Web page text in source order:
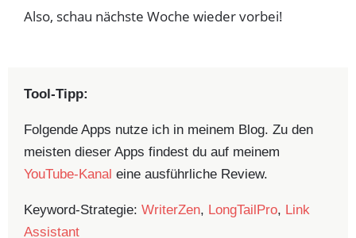
Also, schau nächste Woche wieder vorbei!
Tool-Tipp:
Folgende Apps nutze ich in meinem Blog. Zu den
meisten dieser Apps findest du auf meinem
YouTube-Kanal eine ausführliche Review.
Keyword-Strategie: WriterZen, LongTailPro, Link
Assistant